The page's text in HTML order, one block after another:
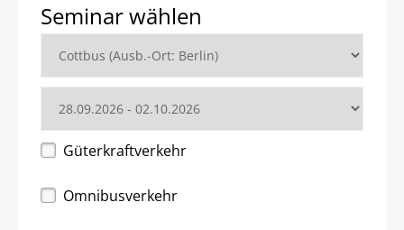
Seminar wählen
Güterkraftverkehr
Omnibusverkehr